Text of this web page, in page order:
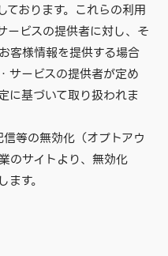
ております。これらの利用
ービスの提供者に対し、そ
客様情報を提供する場合
サービスの提供者が定め
に基づいて取り扱われま
等の無効化（オプトアウ
のサイトより、無効化
す。